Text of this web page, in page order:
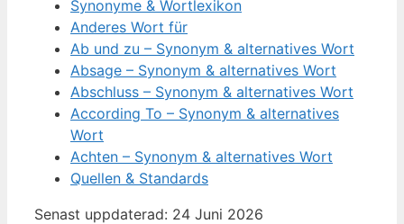
Synonyme & Wortlexikon
Anderes Wort für
Ab und zu – Synonym & alternatives Wort
Absage – Synonym & alternatives Wort
Abschluss – Synonym & alternatives Wort
According To – Synonym & alternatives
Wort
Achten – Synonym & alternatives Wort
Quellen & Standards
Senast uppdaterad: 24 Juni 2026